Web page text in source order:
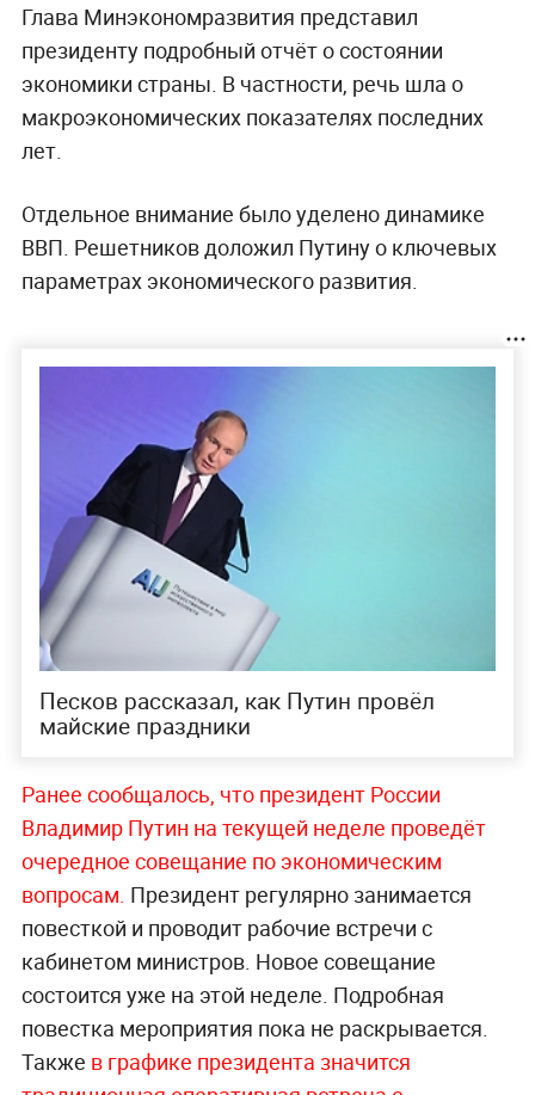
Глава Минэкономразвития представил
президенту подробный отчёт о состоянии
экономики страны. В частности, речь шла о
макроэкономических показателях последних
лет.
Отдельное внимание было уделено динамике
ВВП. Решетников доложил Путину о ключевых
параметрах экономического развития.
Песков рассказал, как Путин провёл
майские праздники
Ранее сообщалось, что президент России
Владимир Путин на текущей неделе проведёт
очередное совещание по экономическим
вопросам. Президент регулярно занимается
повесткой и проводит рабочие встречи с
кабинетом министров. Новое совещание
состоится уже на этой неделе. Подробная
повестка мероприятия пока не раскрывается.
Также в графике президента значится